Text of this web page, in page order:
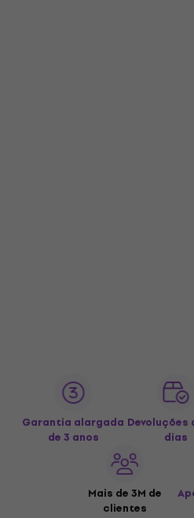
Garantia alargada
de 3 anos
Devoluções
dias
Mais de 3M de
clientes